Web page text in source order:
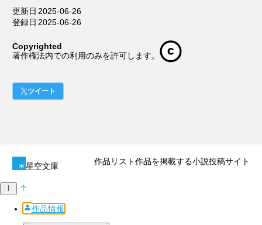
更新日 2025-06-26
登録日 2025-06-26
Copyrighted
著作権法内での利用のみを許可します。
ツイート
星空文庫 作品リスト作品を掲載する小説投稿サイト
作品情報